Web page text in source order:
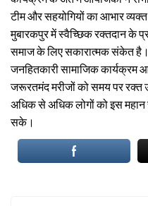
टीम और सहयोगियों का आभार
मुबारकपुर में स्वैच्छिक रक्तदान के
समाज के लिए सकारात्मक संकेत है।
जनहितकारी सामाजिक कार्यक्रम
जरूरतमंद मरीजों को समय पर
अधिक से अधिक लोगों को इस महान
सके।